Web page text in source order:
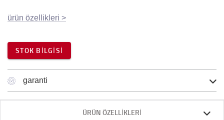
ürün özellikleri >
STOK BILGISI
garanti
ÜRÜN ÖZELLIKLERI